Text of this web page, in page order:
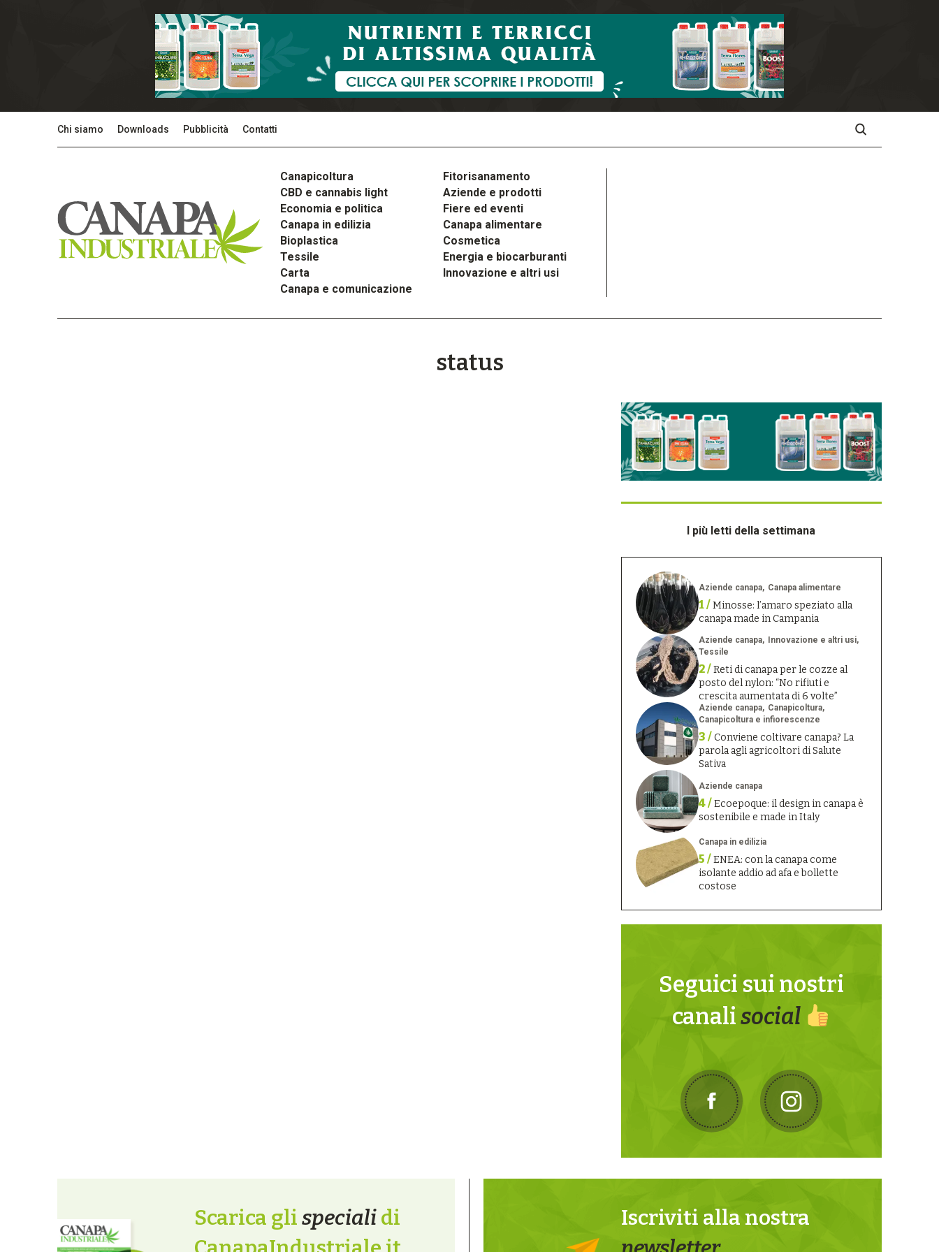
Chi siamo Downloads Pubblicità Contatti
Canapicoltura
Fitorisanamento
CBD e cannabis light
Aziende e prodotti
Economia e politica
Fiere ed eventi
Canapa in edilizia
Canapa alimentare
Bioplastica
Cosmetica
Tessile
Energia e biocarburanti
Carta
Innovazione e altri usi
Canapa e comunicazione
status
I più letti della settimana
Aziende canapa Canapa alimentare
1 /Minosse: l’amaro speziato alla
canapa made in Campania
Aziende canapa
Innovazione e altri usi
Tessile
2 /Reti di canapa per le cozze al
posto del nylon: “No rifiuti e
crescita aumentata di 6 volte”
Aziende canapa
Canapicoltura
Canapicoltura e infiorescenze
3 /Conviene coltivare canapa? La
parola agli agricoltori di Salute
Sativa
Aziende canapa
4 /Ecoepoque: il design in canapa è
sostenibile e made in Italy
Canapa in edilizia
5 /ENEA: con la canapa come
isolante addio ad afa e bollette
costose
Seguici sui nostri
canalisocial
Scarica glispecialidi
Iscriviti alla nostra